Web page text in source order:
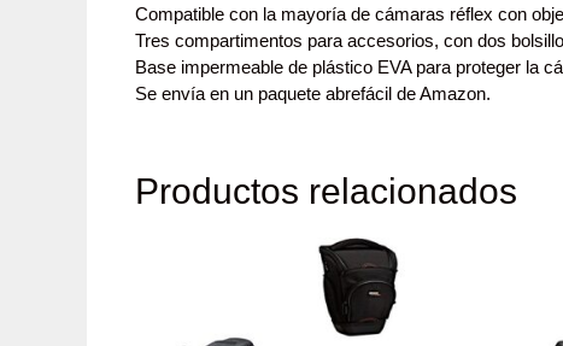
Compatible con la mayoría de cámaras réflex con
Tres compartimentos para accesorios, con dos
Base impermeable de plástico EVA para proteger la
Se envía en un paquete abrefácil de Amazon.
Productos relacionados